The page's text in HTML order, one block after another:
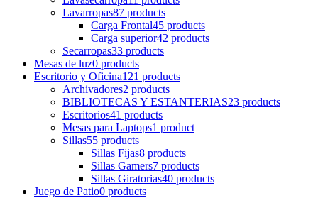
Lavarropas87 products
Carga Frontal45 products
Carga superior42 products
Secarropas33 products
Mesas de luz0 products
Escritorio y Oficina121 products
Archivadores2 products
BIBLIOTECAS Y ESTANTERIAS23 products
Escritorios41 products
Mesas para Laptops1 product
Sillas55 products
Sillas Fijas8 products
Sillas Gamers7 products
Sillas Giratorias40 products
Juego de Patio0 products